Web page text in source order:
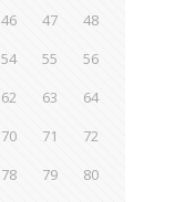
46 47
48
54 55
56
62 63
64
70 71
72
78 79
80